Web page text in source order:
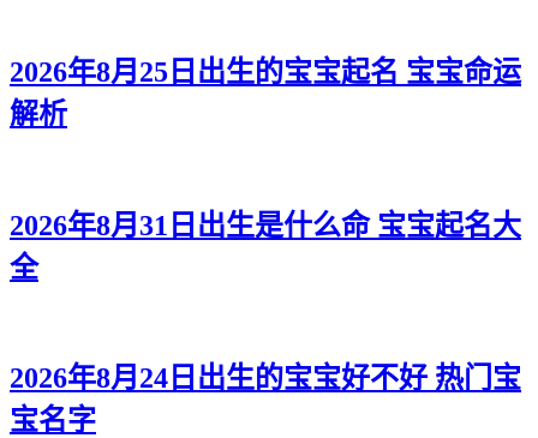
2026年8月25日出生的宝宝起名 宝宝命运
解析
2026年8月31日出生是什么命 宝宝起名大
全
2026年8月24日出生的宝宝好不好 热门宝
宝名字